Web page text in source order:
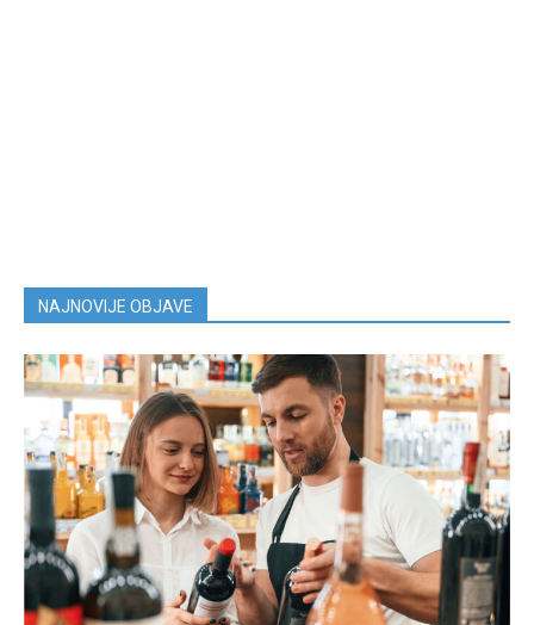
NAJNOVIJE OBJAVE